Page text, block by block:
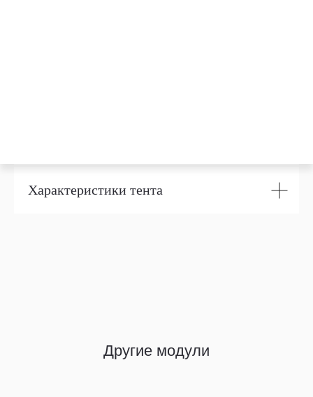
Характеристики тента
Другие модули